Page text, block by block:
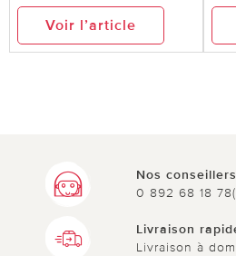
Voir l’article
Nos
0 892 68 18
Livraison
Livraison à